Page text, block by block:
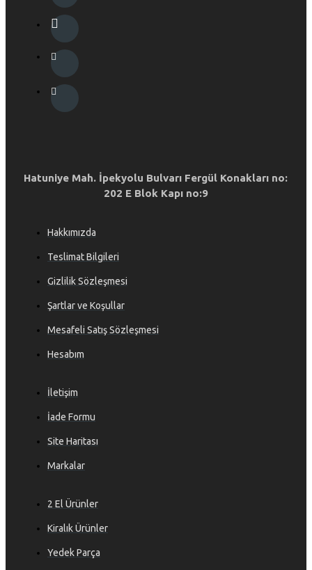
Hatuniye Mah. İpekyolu Bulvarı Fergül Konakları no:
202 E Blok Kapı no:9
Hakkımızda
Teslimat Bilgileri
Gizlilik Sözleşmesi
Şartlar ve Koşullar
Mesafeli Satış Sözleşmesi
Hesabım
İletişim
İade Formu
Site Haritası
Markalar
2 El Ürünler
Kiralık Ürünler
Yedek Parça